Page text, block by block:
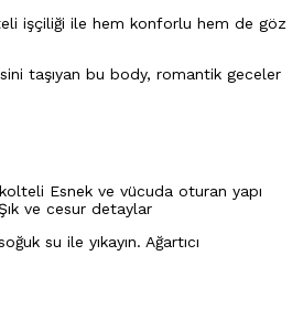
işçiliği ile hem konforlu hem de göz
taşıyan bu body, romantik geceler
Esnek ve vücuda oturan yapı
ve cesur detaylar
su ile yıkayın. Ağartıcı